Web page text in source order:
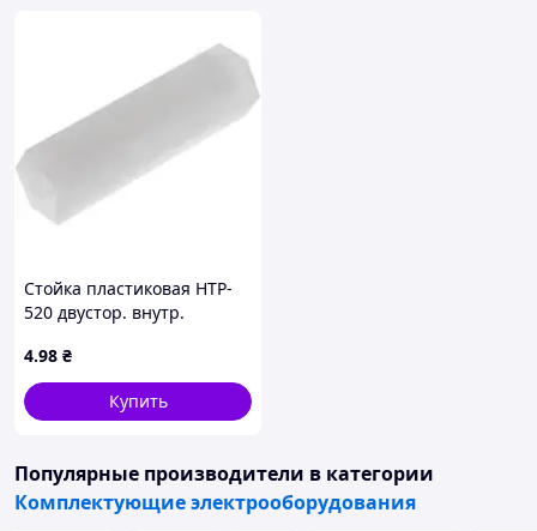
Стойка пластиковая HTP-
520 двустор. внутр.
4.98 ₴
Купить
Популярные производители в категории
Комплектующие электрооборудования